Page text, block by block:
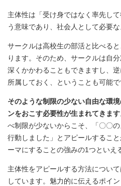
主体性は「受け身ではなく率先し
う意味であり、社会人として必要な
サークルは高校生の部活と比べる
ります。そのため、サークルは自
深くかかわることもできますし、
所属しておく、ということも可能で
そのような制限の少ない自由な環
ンをおこす必要性が生まれてきます
べ制限が少ないからこそ、「〇〇
行動しました」とアピールするこ
ーマにすることの強みの1つといえ
主体性をアピールする方法につい
しています。魅力的に伝えるポイ